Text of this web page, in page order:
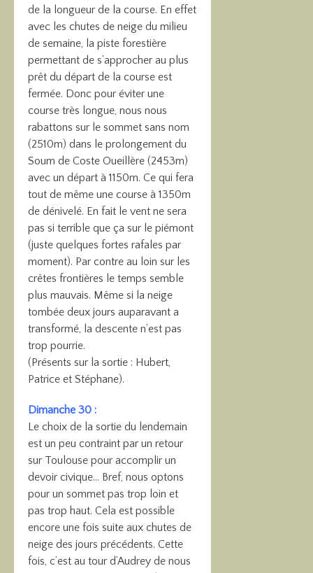
de la longueur de la course. En effet
avec les chutes de neige du milieu
de semaine, la piste forestière
permettant de s’approcher au plus
prêt du départ de la course est
fermée. Donc pour éviter une
course très longue, nous nous
rabattons sur le sommet sans nom
(2510m) dans le prolongement du
Soum de Coste Oueillère (2453m)
avec un départ à 1150m. Ce qui fera
tout de même une course à 1350m
de dénivelé. En fait le vent ne sera
pas si terrible que ça sur le piémont
(juste quelques fortes rafales par
moment). Par contre au loin sur les
crêtes frontières le temps semble
plus mauvais. Même si la neige
tombée deux jours auparavant a
transformé, la descente n’est pas
trop pourrie.
(Présents sur la sortie : Hubert,
Patrice et Stéphane).
Dimanche 30 :
Le choix de la sortie du lendemain
est un peu contraint par un retour
sur Toulouse pour accomplir un
devoir civique… Bref, nous optons
pour un sommet pas trop loin et
pas trop haut. Cela est possible
encore une fois suite aux chutes de
neige des jours précédents. Cette
fois, c’est au tour d’Audrey de nous